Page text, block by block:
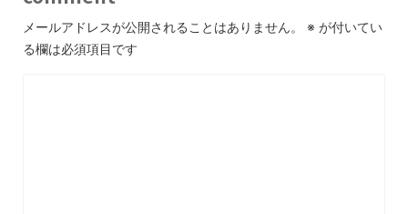
メールアドレスが公開されることはありません。 ※ が付いてい
る欄は必須項目です